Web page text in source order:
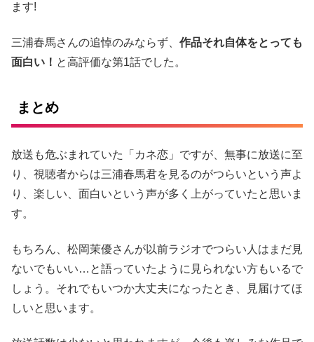
ます!
三浦春馬さんの追悼のみならず、 作品それ自体をとっても
面白い！ と高評価な第1話でした。
まとめ
放送も危ぶまれていた「カネ恋」ですが、無事に放送に至
り、視聴者からは三浦春馬君を見るのがつらいという声よ
り、楽しい、面白いという声が多く上がっていたと思いま
す。
もちろん、松岡茉優さんが以前ラジオでつらい人はまだ見
ないでもいい…と語っていたように見られない方もいるで
しょう。それでもいつか大丈夫になったとき、見届けてほ
しいと思います。